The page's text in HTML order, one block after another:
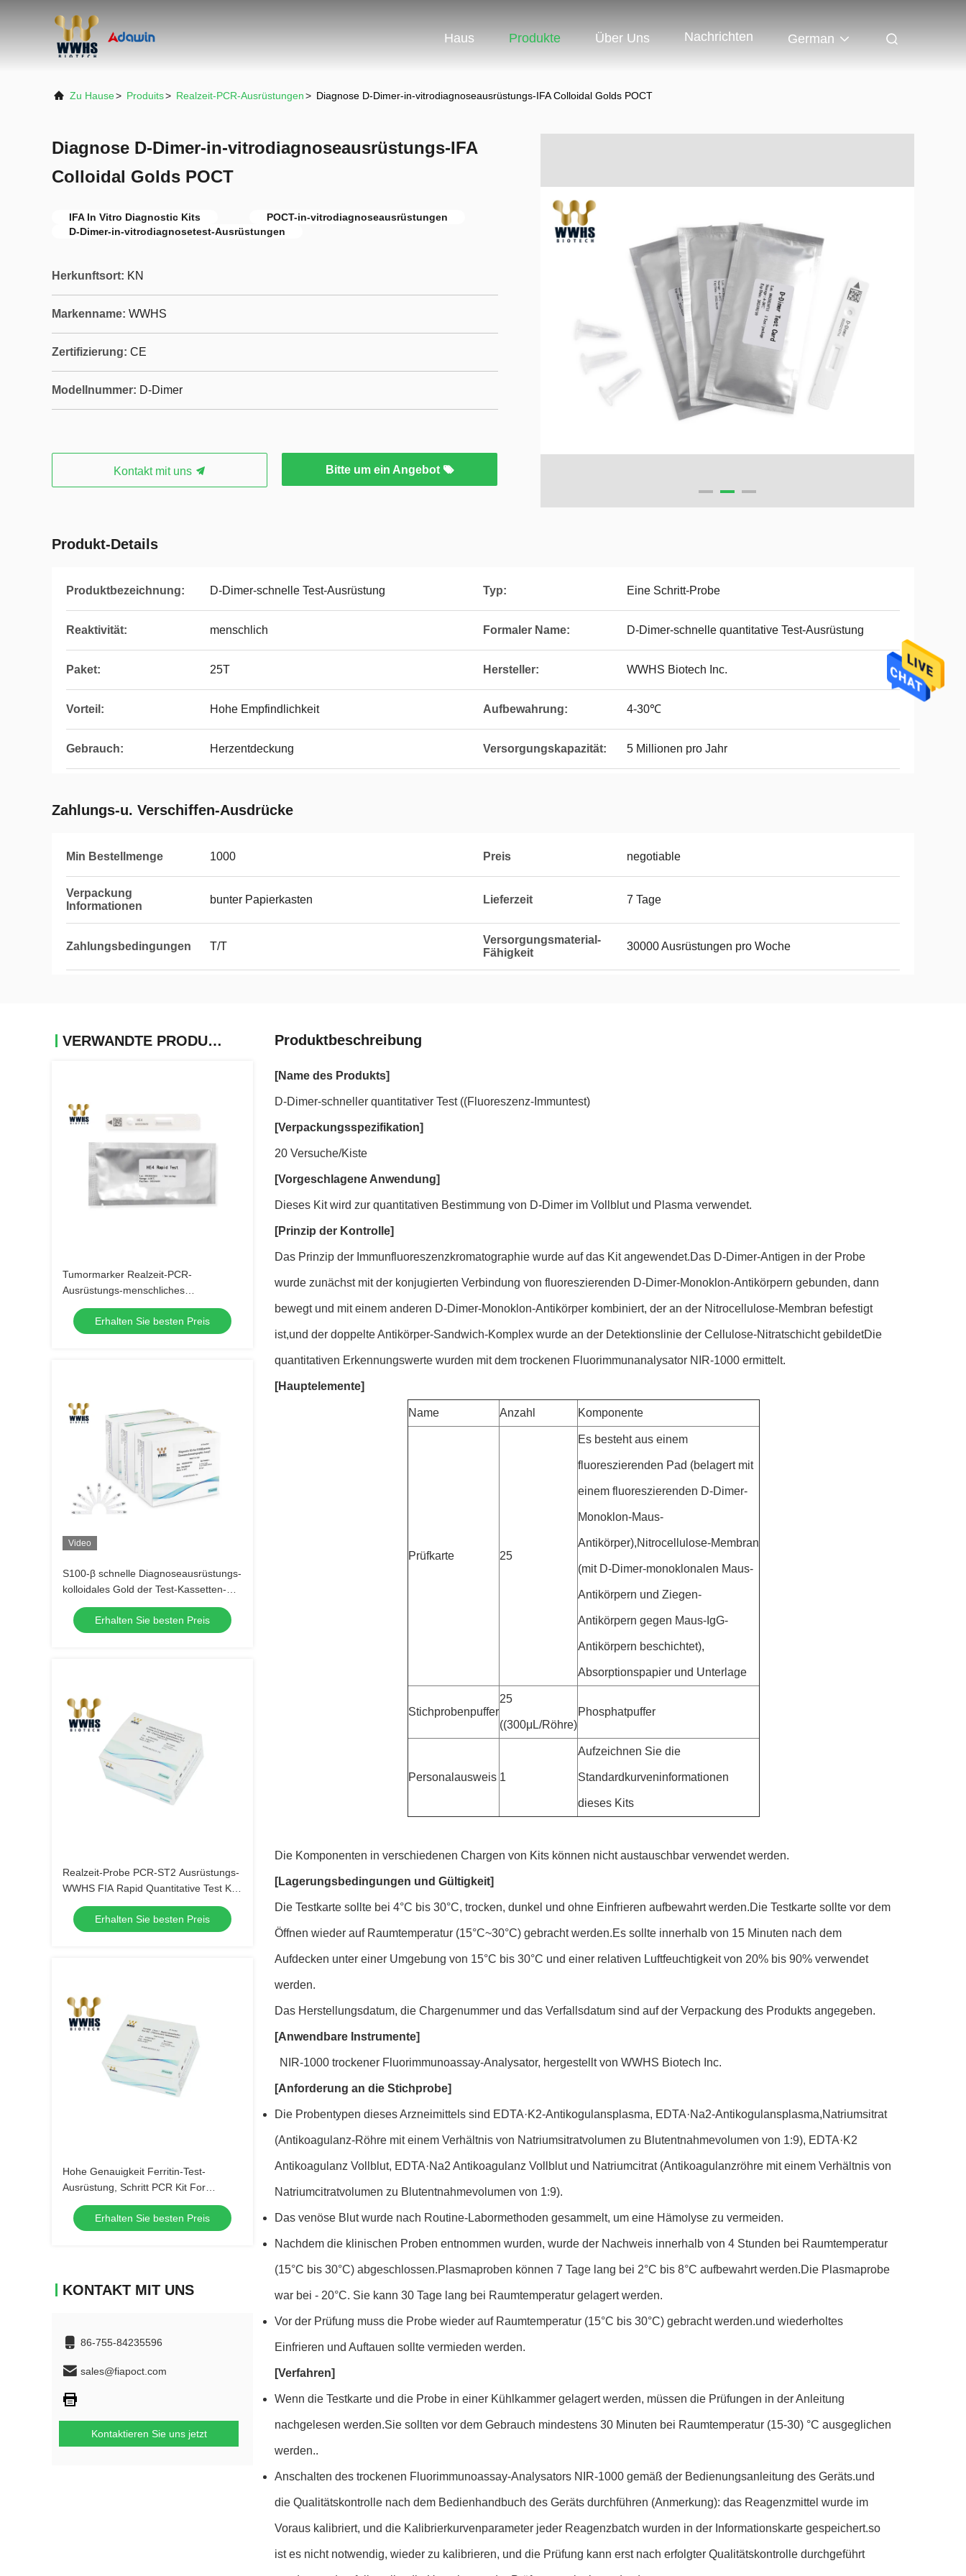
Haus Produkte Über Uns Nachrichten German
Zu Hause> Produits> Realzeit-PCR-Ausrüstungen> Diagnose D-Dimer-in-vitrodiagnoseausrüstungs-IFA Colloidal Golds POCT
Diagnose D-Dimer-in-vitrodiagnoseausrüstungs-IFA
Colloidal Golds POCT
IFA In Vitro Diagnostic Kits
POCT-in-vitrodiagnoseausrüstungen
D-Dimer-in-vitrodiagnosetest-Ausrüstungen
Herkunftsort: KN
Markenname: WWHS
Zertifizierung: CE
Modellnummer: D-Dimer
Kontakt mit uns Bitte um ein Angebot
Produkt-Details
Produktbezeichnung: D-Dimer-schnelle Test-Ausrüstung Typ: Eine Schritt-Probe
Reaktivität: menschlich Formaler Name: D-Dimer-schnelle quantitative Test-Ausrüstung
Paket: 25T Hersteller: WWHS Biotech Inc.
Vorteil: Hohe Empfindlichkeit Aufbewahrung: 4-30℃
Gebrauch: Herzentdeckung Versorgungskapazität: 5 Millionen pro Jahr
Zahlungs-u. Verschiffen-Ausdrücke
Min Bestellmenge 1000 Preis negotiable
Verpackung
Informationen
bunter Papierkasten Lieferzeit 7 Tage
Zahlungsbedingungen T/T
Versorgungsmaterial-
Fähigkeit
30000 Ausrüstungen pro Woche
VERWANDTE PRODUKTE
Tumormarker Realzeit-PCR-
Ausrüstungs-menschliches
Epididymus-Protein 4 Ausrüstung
Erhalten Sie besten Preis
Video
S100-β schnelle Diagnoseausrüstungs-
kolloidales Gold der Test-Kassetten-
POCT
Erhalten Sie besten Preis
Realzeit-Probe PCR-ST2 Ausrüstungs-
WWHS FIA Rapid Quantitative Test Kit
Erhalten Sie besten Preis
Hohe Genauigkeit Ferritin-Test-
Ausrüstung, Schritt PCR Kit For
Medical IVD-Proben-eine
Erhalten Sie besten Preis
KONTAKT MIT UNS
86-755-84235596
sales@fiapoct.com
Kontaktieren Sie uns jetzt
Produktbeschreibung
[Name des Produkts]
D-Dimer-schneller quantitativer Test ((Fluoreszenz-Immuntest)
[Verpackungsspezifikation]
20 Versuche/Kiste
[Vorgeschlagene Anwendung]
Dieses Kit wird zur quantitativen Bestimmung von D-Dimer im Vollblut und Plasma verwendet.
[Prinzip der Kontrolle]
Das Prinzip der Immunfluoreszenzkromatographie wurde auf das Kit angewendet.Das D-Dimer-Antigen in der Probe
wurde zunächst mit der konjugierten Verbindung von fluoreszierenden D-Dimer-Monoklon-Antikörpern gebunden, dann
bewegt und mit einem anderen D-Dimer-Monoklon-Antikörper kombiniert, der an der Nitrocellulose-Membran befestigt
ist,und der doppelte Antikörper-Sandwich-Komplex wurde an der Detektionslinie der Cellulose-Nitratschicht gebildetDie
quantitativen Erkennungswerte wurden mit dem trockenen Fluorimmunanalysator NIR-1000 ermittelt.
[Hauptelemente]
Name Anzahl Komponente
Prüfkarte 25
Es besteht aus einem
fluoreszierenden Pad (belagert mit
einem fluoreszierenden D-Dimer-
Monoklon-Maus-
Antikörper),Nitrocellulose-Membran
(mit D-Dimer-monoklonalen Maus-
Antikörpern und Ziegen-
Antikörpern gegen Maus-IgG-
Antikörpern beschichtet),
Absorptionspapier und Unterlage
Stichprobenpuffer
25
((300μL/Röhre)
Phosphatpuffer
Personalausweis 1
Aufzeichnen Sie die
Standardkurveninformationen
dieses Kits
Die Komponenten in verschiedenen Chargen von Kits können nicht austauschbar verwendet werden.
[Lagerungsbedingungen und Gültigkeit]
Die Testkarte sollte bei 4°C bis 30°C, trocken, dunkel und ohne Einfrieren aufbewahrt werden.Die Testkarte sollte vor dem
Öffnen wieder auf Raumtemperatur (15°C~30°C) gebracht werden.Es sollte innerhalb von 15 Minuten nach dem
Aufdecken unter einer Umgebung von 15°C bis 30°C und einer relativen Luftfeuchtigkeit von 20% bis 90% verwendet
werden.
Das Herstellungsdatum, die Chargenummer und das Verfallsdatum sind auf der Verpackung des Produkts angegeben.
[Anwendbare Instrumente]
NIR-1000 trockener Fluorimmunoassay-Analysator, hergestellt von WWHS Biotech Inc.
[Anforderung an die Stichprobe]
Die Probentypen dieses Arzneimittels sind EDTA·K2-Antikogulansplasma, EDTA·Na2-Antikogulansplasma,Natriumsitrat
(Antikoagulanz-Röhre mit einem Verhältnis von Natriumsitratvolumen zu Blutentnahmevolumen von 1:9), EDTA·K2
Antikoagulanz Vollblut, EDTA·Na2 Antikoagulanz Vollblut und Natriumcitrat (Antikoagulanzröhre mit einem Verhältnis von
Natriumcitratvolumen zu Blutentnahmevolumen von 1:9).
Das venöse Blut wurde nach Routine-Labormethoden gesammelt, um eine Hämolyse zu vermeiden.
Nachdem die klinischen Proben entnommen wurden, wurde der Nachweis innerhalb von 4 Stunden bei Raumtemperatur
(15°C bis 30°C) abgeschlossen.Plasmaproben können 7 Tage lang bei 2°C bis 8°C aufbewahrt werden.Die Plasmaprobe
war bei - 20°C. Sie kann 30 Tage lang bei Raumtemperatur gelagert werden.
Vor der Prüfung muss die Probe wieder auf Raumtemperatur (15°C bis 30°C) gebracht werden.und wiederholtes
Einfrieren und Auftauen sollte vermieden werden.
[Verfahren]
Wenn die Testkarte und die Probe in einer Kühlkammer gelagert werden, müssen die Prüfungen in der Anleitung
nachgelesen werden.Sie sollten vor dem Gebrauch mindestens 30 Minuten bei Raumtemperatur (15-30) °C ausgeglichen
werden..
Anschalten des trockenen Fluorimmunoassay-Analysators NIR-1000 gemäß der Bedienungsanleitung des Geräts.und
die Qualitätskontrolle nach dem Bedienhandbuch des Geräts durchführen (Anmerkung): das Reagenzmittel wurde im
Voraus kalibriert, und die Kalibrierkurvenparameter jeder Reagenzbatch wurden in der Informationskarte gespeichert.so
ist es nicht notwendig, wieder zu kalibrieren, und die Prüfung kann erst nach erfolgter Qualitätskontrolle durchgeführt